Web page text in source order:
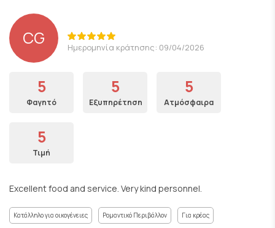
CG Ημερομηνία κράτησης: 09/04/2026
5
Φαγητό
5
Εξυπηρέτηση
5
Ατμόσφαιρα
5
Τιμή
Excellent food and service. Very kind personnel.
Κατάλληλο για οικογένειες Ρομαντικό Περιβάλλον Για κρέας